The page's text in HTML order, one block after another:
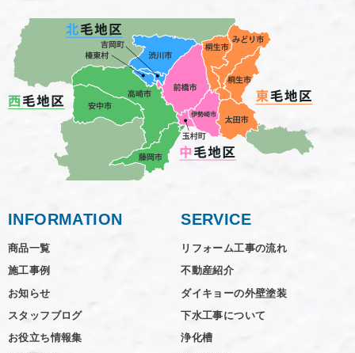
INFORMATION
商品一覧
施工事例
お知らせ
スタッフブログ
お役立ち情報集
SERVICE
リフォーム工事の流れ
不動産紹介
ダイキョーの外壁塗装
下水工事について
浄化槽